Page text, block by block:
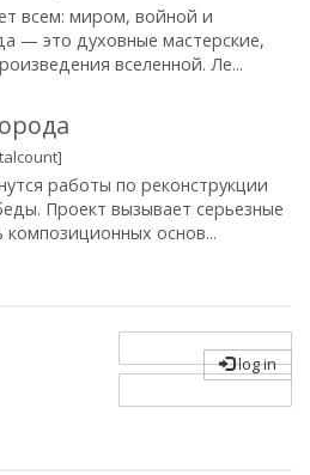
всем: миром, войной и
— это духовные мастерские,
вселенной. Ле...
работы по реконструкции
Проект вызывает серьезные
композиционных основ...
log in